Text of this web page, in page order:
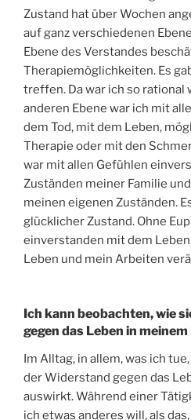
Zustand hat über Wochen
auf ganz verschiedenen
Ebene des Verstandes
Therapiemöglichkeiten. Es
treffen. Da war ich so rational
anderen Ebene war ich mit
dem Tod, mit dem Leben,
Therapie oder mit den
war mit allen Gefühlen
Zuständen meiner Familie
meinen eigenen Zuständen.
glücklicher Zustand. Ohne
einverstanden mit dem
Leben und mein Arbeiten
Ich kann beobachten, wie
gegen das Leben in
Im Alltag, in allem, was ich
der Widerstand gegen das
auswirkt. Während einer
ich etwas anderes will, als